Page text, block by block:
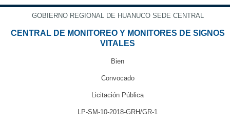
GOBIERNO REGIONAL DE HUANUCO SEDE CENTRAL
CENTRAL DE MONITOREO Y MONITORES DE SIGNOS
VITALES
Bien
Convocado
Licitación Pública
LP-SM-10-2018-GRH/GR-1